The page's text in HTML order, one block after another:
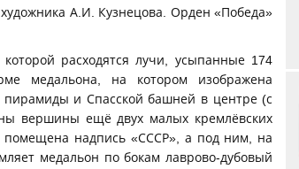
А.И. Кузнецова. Орден «Победа»
расходятся лучи, усыпанные 174
медальона, на котором изображена
пирамиды и Спасской башней в центре (с
вершины ещё двух малых кремлёвских
помещена надпись «СССР», а под ним, на
медальон по бокам лаврово-дубовый